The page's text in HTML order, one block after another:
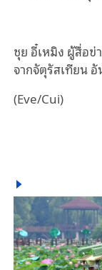
ชุย อี๋เหมิง ผู้สื่อข่
จากจัตุรัสเทียน
(Eve/Cui)